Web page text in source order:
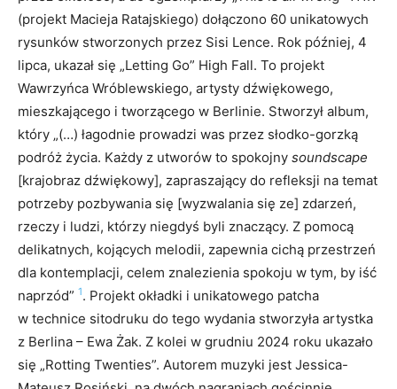
(projekt Macieja Ratajskiego) dołączono 60 unikatowych
rysunków stworzonych przez Sisi Lence. Rok później, 4
lipca, ukazał się „Letting Go” High Fall. To projekt
Wawrzyńca Wróblewskiego, artysty dźwiękowego,
mieszkającego i tworzącego w Berlinie. Stworzył album,
który „(…) łagodnie prowadzi was przez słodko-gorzką
podróż życia. Każdy z utworów to spokojny soundscape
[krajobraz dźwiękowy], zapraszający do refleksji na temat
potrzeby pozbywania się [wyzwalania się ze] zdarzeń,
rzeczy i ludzi, którzy niegdyś byli znaczący. Z pomocą
delikatnych, kojących melodii, zapewnia cichą przestrzeń
dla kontemplacji, celem znalezienia spokoju w tym, by iść
naprzód” 1. Projekt okładki i unikatowego patcha
w technice sitodruku do tego wydania stworzyła artystka
z Berlina – Ewa Żak. Z kolei w grudniu 2024 roku ukazało
się „Rotting Twenties”. Autorem muzyki jest Jessica-